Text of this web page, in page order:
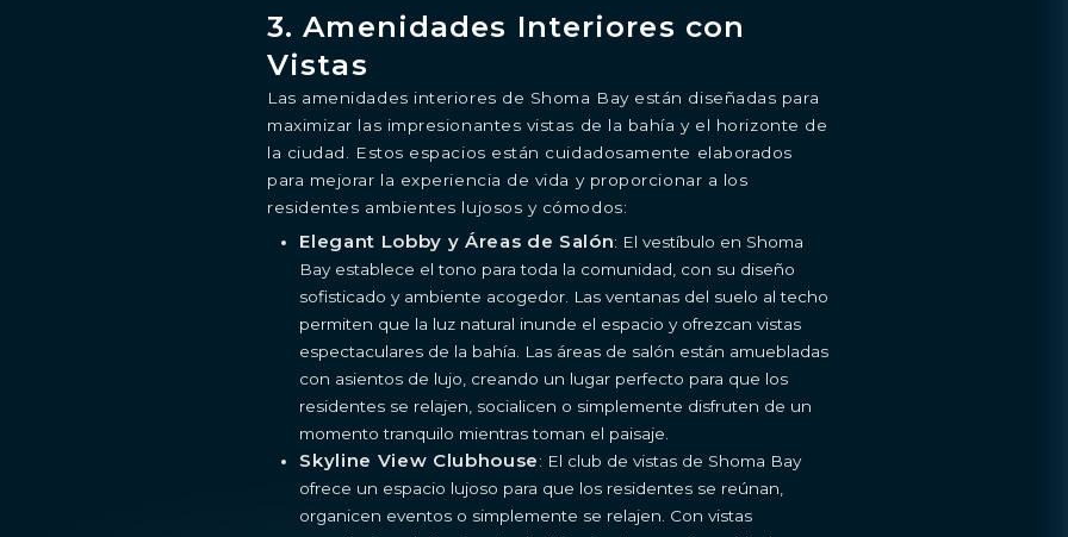
2- HABITACIONES
3. Amenidades Interiores con
Vistas
Las amenidades interiores de Shoma Bay están diseñadas para
maximizar las impresionantes vistas de la bahía y el horizonte de
la ciudad. Estos espacios están cuidadosamente elaborados
para mejorar la experiencia de vida y proporcionar a los
residentes ambientes lujosos y cómodos:
Elegant Lobby y Áreas de Salón: El vestíbulo en Shoma
Bay establece el tono para toda la comunidad, con su diseño
sofisticado y ambiente acogedor. Las ventanas del suelo al techo
permiten que la luz natural inunde el espacio y ofrezcan vistas
espectaculares de la bahía. Las áreas de salón están amuebladas
con asientos de lujo, creando un lugar perfecto para que los
residentes se relajen, socialicen o simplemente disfruten de un
momento tranquilo mientras toman el paisaje.
Skyline View Clubhouse: El club de vistas de Shoma Bay
ofrece un espacio lujoso para que los residentes se reúnan,
organicen eventos o simplemente se relajen. Con vistas